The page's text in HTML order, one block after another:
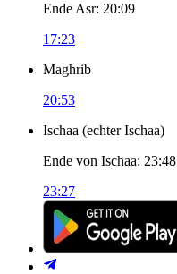
Ende Asr: 20:09
17:23
Maghrib
20:53
Ischaa (echter Ischaa)
Ende von Ischaa: 23:48
23:27